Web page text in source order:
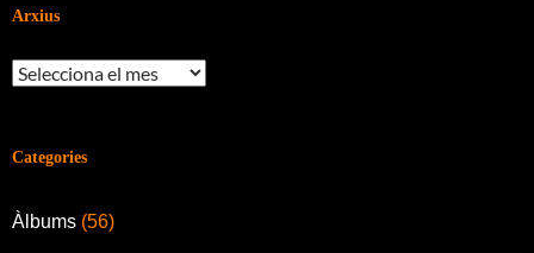
Arxius
Arxius
Categories
Àlbums (56)